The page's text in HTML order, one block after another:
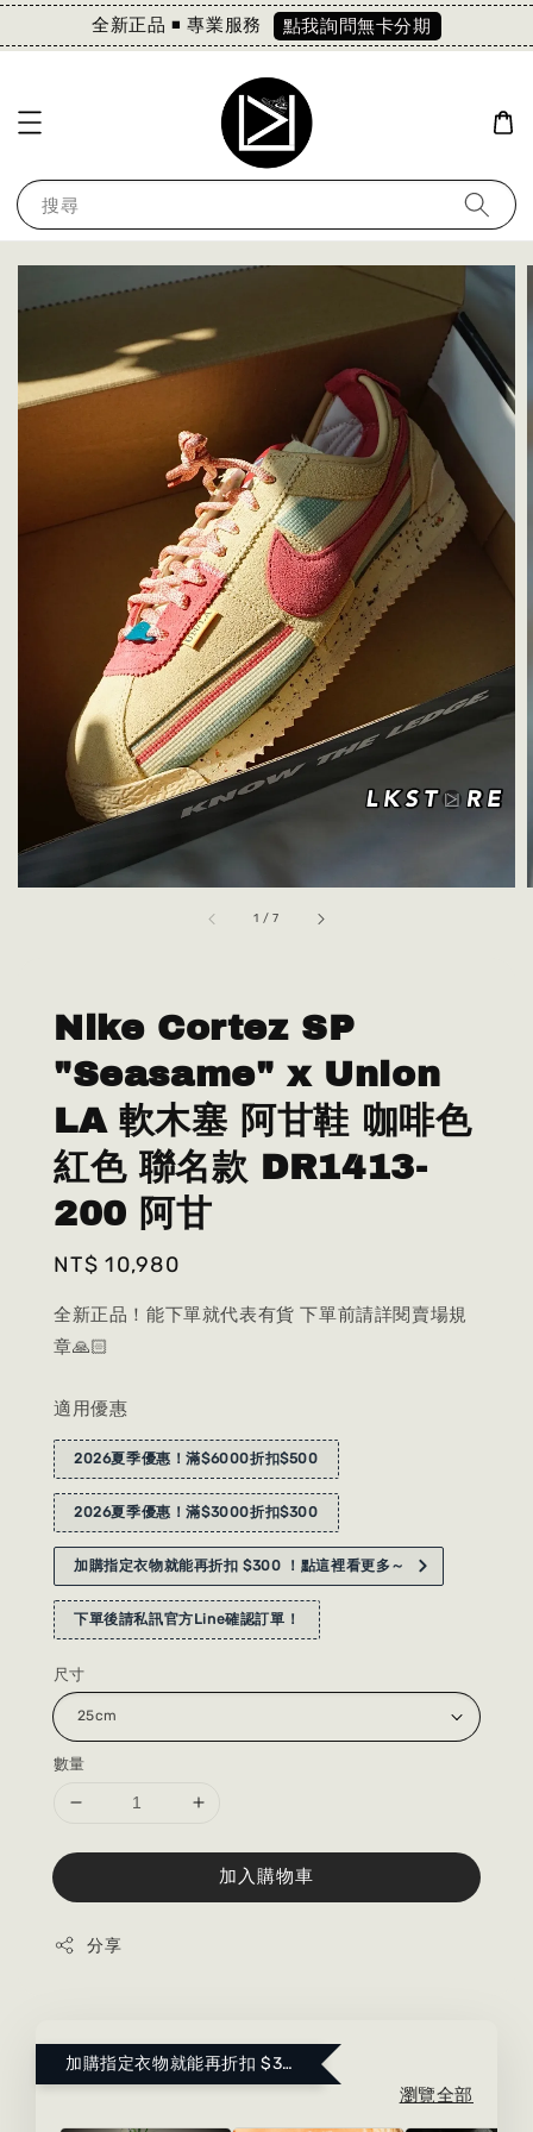
全新正品 ◾️ 專業服務 點我詢問無卡分期
搜尋
1 /7
Nike Cortez SP
"Seasame" x Union
LA 軟木塞 阿甘鞋 咖啡色
紅色 聯名款 DR1413-
200 阿甘
Regular
NT$ 10,980
全新正品！能下單就代表有貨 下單前請詳閱賣場規
章🙏🏻
適用優惠
2026夏季優惠！滿$6000折扣$500
2026夏季優惠！滿$3000折扣$300
加購指定衣物就能再折扣 $300 ！點這裡看更多～
下單後請私訊官方Line確認訂單！
尺寸
數量
加入購物車
分享
加購指定衣物就能再折扣 $300 ！點這裡看更多～
瀏覽全部